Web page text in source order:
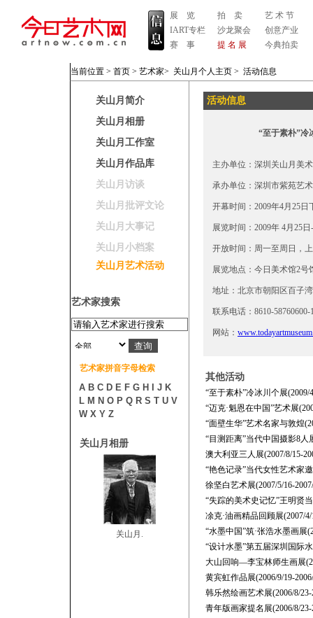
展 览
IART专栏
赛 事
拍 卖
沙龙聚会
提 名 展
艺 术 节
创意产业
今典拍卖
当前位置 > 首页 > 艺术家> 关山月个人主页 > 活动信息
关山月简介
关山月相册
关山月工作室
关山月作品库
关山月访谈
关山月批评文论
关山月大事记
关山月小档案
关山月艺术活动
艺术家搜索
艺术家拼音字母检索
A B C D E F G H J K
L M N O P Q R S T U V
W X Y Z
关山月相册
关山月.
活动信息
“至于素朴”冷
主办单位：深圳关山月美
承办单位：深圳市紫苑艺
开幕时间：2009年4月25日
展览时间：2009年 4月25
开放时间：周一至周日，
展览地点：今日美术馆2号
地址：北京市朝阳区百子
联系电话：8610-58760600-
网站：
其他活动
“至于素朴”冷冰川个展(2009/
“迈克·魁恩在中国”艺术展
“面壁生华”艺术名家与敦煌
“目测距离”当代中国摄影8人
澳大利亚三人展(2007/8/15-
“艳色记录”当代女性艺术家
徐坚白艺术展(2007/5/16-
“失踪的美术史记忆”王明贤
凃克·油画精品回顾展(2007/4/
“水墨中国”筑·张浩水墨画展
“设计水墨”第五届深圳国际
大山回响—李宝林师生画展
黄宾虹作品展(2006/9/19-
韩乐然绘画艺术展(2006/8/23-
青年版画家提名展(2006/8/23-